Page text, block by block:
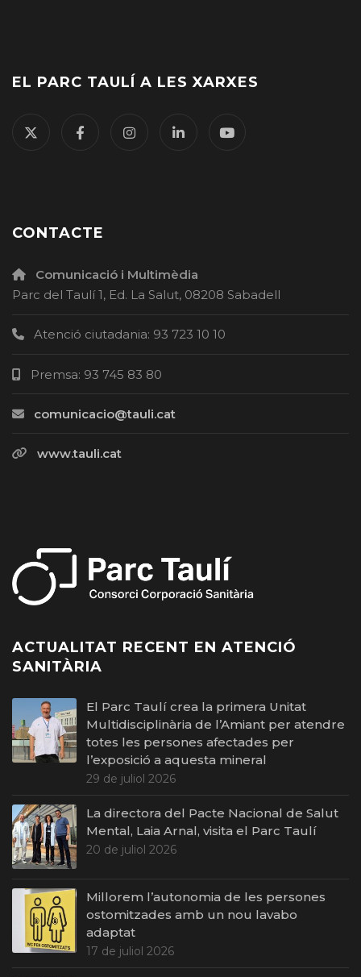
EL PARC TAULÍ A LES XARXES
CONTACTE
Comunicació i Multimèdia
Parc del Taulí 1, Ed. La Salut, 08208 Sabadell
Atenció ciutadania: 93 723 10 10
Premsa: 93 745 83 80
comunicacio@tauli.cat
www.tauli.cat
ACTUALITAT RECENT EN ATENCIÓ
SANITÀRIA
El Parc Taulí crea la primera Unitat
Multidisciplinària de l’Amiant per atendre
totes les persones afectades per
l’exposició a aquesta mineral
29 de juliol 2026
La directora del Pacte Nacional de Salut
Mental, Laia Arnal, visita el Parc Taulí
20 de juliol 2026
Millorem l’autonomia de les persones
ostomitzades amb un nou lavabo
adaptat
17 de juliol 2026